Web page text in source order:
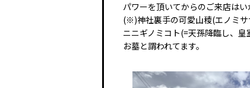
パワーを頂いてからのご来店は
(※)神社裏手の可愛山稜(エノミサ
ニニギノミコト(=天孫降臨し、
お墓と謂われてます。